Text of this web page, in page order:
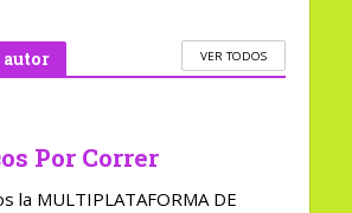
autor VER TODOS
Por Correr
la MULTIPLATAFORMA DE